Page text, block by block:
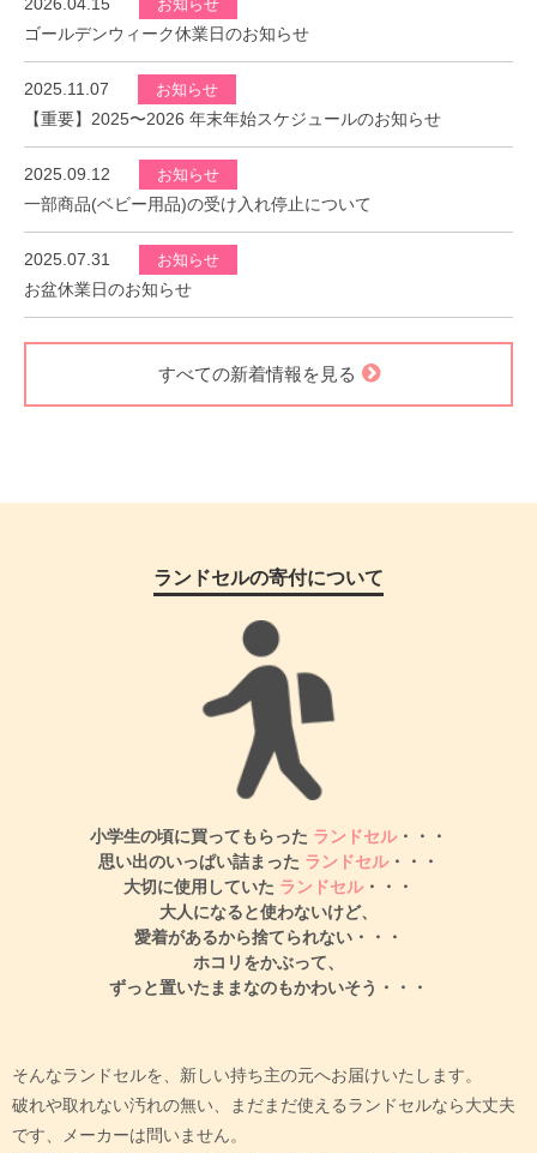
お知らせ
ゴールデンウィーク休業日のお知らせ
2025.11.07 お知らせ
【重要】2025〜2026 年末年始スケジュールのお知らせ
2025.09.12 お知らせ
一部商品(ベビー用品)の受け入れ停止について
2025.07.31 お知らせ
お盆休業日のお知らせ
すべての新着情報を見る
ランドセルの寄付について
小学生の頃に買ってもらった ランドセル・・・
思い出のいっぱい詰まった ランドセル・・・
大切に使用していた ランドセル・・・
大人になると使わないけど、
愛着があるから捨てられない・・・
ホコリをかぶって、
ずっと置いたままなのもかわいそう・・・
そんなランドセルを、新しい持ち主の元へお届けいたします。
破れや取れない汚れの無い、まだまだ使えるランドセルなら大丈夫
です、メーカーは問いません。